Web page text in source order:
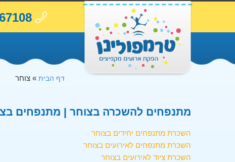
דף הבית » צוחר
מתנפחים להשכרה בצוחר | מתנפחים
השכרת מתנפחים יחידים בצוחר
השכרת מתנפחים לאירועים בצוחר
השכרת ציוד לאירועים בצוחר